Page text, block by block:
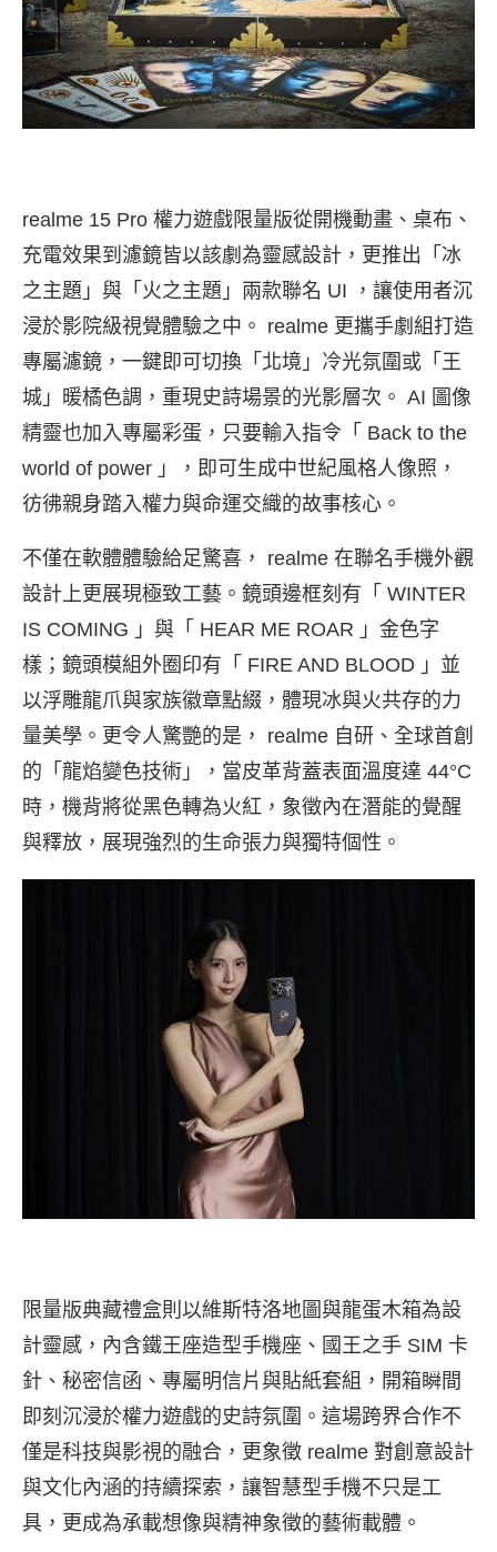
realme 15 Pro 權力遊戲限量版從開機動畫、桌布、
充電效果到濾鏡皆以該劇為靈感設計，更推出「冰
之主題」與「火之主題」兩款聯名 UI ，讓使用者沉
浸於影院級視覺體驗之中。 realme 更攜手劇組打造
專屬濾鏡，一鍵即可切換「北境」冷光氛圍或「王
城」暖橘色調，重現史詩場景的光影層次。 AI 圖像
精靈也加入專屬彩蛋，只要輸入指令「 Back to the
world of power 」，即可生成中世紀風格人像照，
彷彿親身踏入權力與命運交織的故事核心。
不僅在軟體體驗給足驚喜， realme 在聯名手機外觀
設計上更展現極致工藝。鏡頭邊框刻有「 WINTER
IS COMING 」與「 HEAR ME ROAR 」金色字
樣；鏡頭模組外圈印有「 FIRE AND BLOOD 」並
以浮雕龍爪與家族徽章點綴，體現冰與火共存的力
量美學。更令人驚艷的是， realme 自研、全球首創
的「龍焰變色技術」，當皮革背蓋表面溫度達 44°C
時，機背將從黑色轉為火紅，象徵內在潛能的覺醒
與釋放，展現強烈的生命張力與獨特個性。
限量版典藏禮盒則以維斯特洛地圖與龍蛋木箱為設
計靈感，內含鐵王座造型手機座、國王之手 SIM 卡
針、秘密信函、專屬明信片與貼紙套組，開箱瞬間
即刻沉浸於權力遊戲的史詩氛圍。這場跨界合作不
僅是科技與影視的融合，更象徵 realme 對創意設計
與文化內涵的持續探索，讓智慧型手機不只是工
具，更成為承載想像與精神象徵的藝術載體。